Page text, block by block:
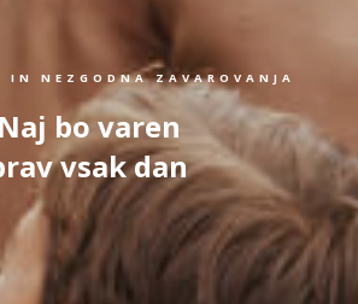
IN NEZGODNA ZAVAROVANJA
Naj bo varen
vsak dan